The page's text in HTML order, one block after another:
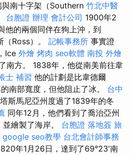
與南十字架（Southern 竹北中醫
台胞證 辦理 會計公司 1900年2
他的兩個同伴在狗上沖，到
Ross）。 記帳事務所 事實證
Ice 外燴 烤肉 seo軟體 南投 外燴
南方。 1838年，他從南美前往韋
士 補習 他的計劃是比韋德爾
南部寬度，但他阻止了冰。 台中
斯馬尼亞州度過了1839年的冬
同年12月，他們看到了喬治亞州
繪製了海岸。 台胞證 落地簽 旅
google seo教學 台北會計師事務
年1月26日，達到了69°23'南